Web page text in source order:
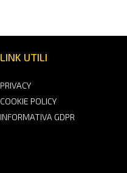
LINK UTILI
PRIVACY
COOKIE POLICY
INFORMATIVA GDPR